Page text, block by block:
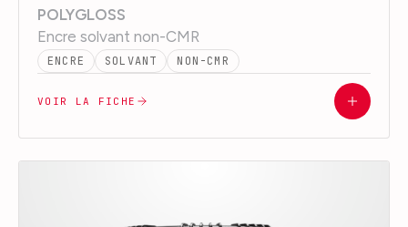
POLYGLOSS
Encre solvant non-CMR
ENCRE SOLVANT NON-CMR
VOIR LA FICHE